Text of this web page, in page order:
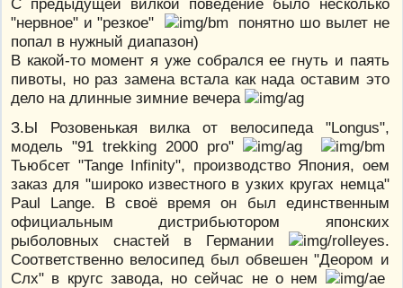
"нервное" и "резкое"
понятно шо вылет не
попал в нужный диапазон)
В какой-то момент я уже собрался ее гнуть и паять
пивоты, но раз замена встала как нада оставим это
дело на длинные зимние вечера
З.Ы Розовенькая вилка от велосипеда "Longus",
модель "91 trekking 2000 pro"
Тьюбсет "Tange Infinity", производство Япония, оем
заказ для "широко известного в узких кругах немца"
Paul Lange. В своё время он был единственным
официальным дистрибьютором японских
рыболовных снастей в Германии
.
Соответственно велосипед был обвешен "Деором и
Слх" в кругс завода, но сейчас не о нем